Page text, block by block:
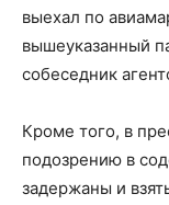
выехал по
вышеуказанный
собеседник
Кроме того, в
подозрению в
задержаны и